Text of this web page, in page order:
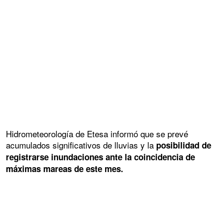
Hidrometeorología de Etesa informó que se prevé
acumulados significativos de lluvias y la posibilidad de
registrarse inundaciones ante la coincidencia de
máximas mareas de este mes.